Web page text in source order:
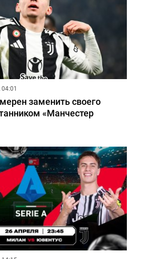
заменить своего
«Манчестер